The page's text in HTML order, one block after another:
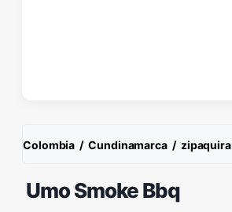
Colombia / Cundinamarca / zipaquira
Umo Smoke Bbq